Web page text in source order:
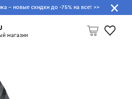
- новые скидки до -75% на все! >>
магазин